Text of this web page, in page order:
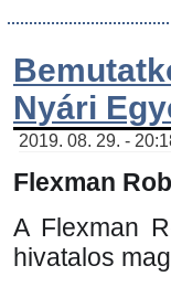
Nyári
2019. 08. 29. -
Flexman
A Flexman
hivatalos